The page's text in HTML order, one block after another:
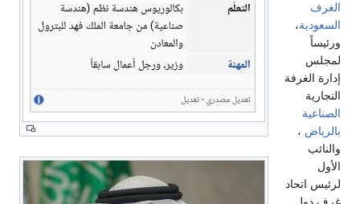
الغرف
السعودية،
ورئيساً
لمجلس
إدارة الغرفة
التجارية
الصناعية
بالرياض ،
والنائب
الأول
لرئيس اتحاد